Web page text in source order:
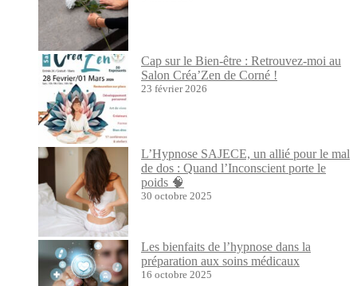
Cap sur le Bien-être : Retrouvez-moi au
Salon Créa’Zen de Corné !
23 février 2026
L’Hypnose SAJECE, un allié pour le mal
de dos : Quand l’Inconscient porte le
poids 🧠
30 octobre 2025
Les bienfaits de l’hypnose dans la
préparation aux soins médicaux
16 octobre 2025